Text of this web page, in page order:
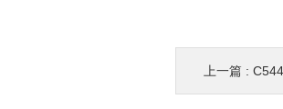
上一篇 :